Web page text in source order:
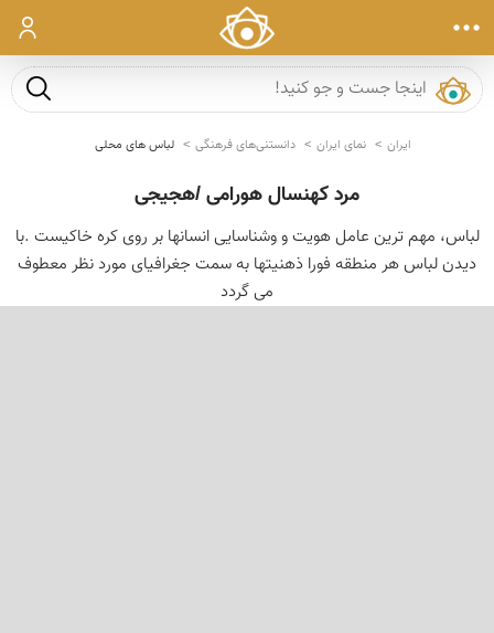
ورود
جست و
ایران نمای ایران دانستنی‌های فرهنگی لباس های محلی
مرد کهنسال هورامی /هجیجی
لباس، مهم ترین عامل هویت و وشناسایی انسانها بر روی کره خاکیست .با
دیدن لباس هر منطقه فورا ذهنیتها به سمت جغرافیای مورد نظر معطوف
می گردد